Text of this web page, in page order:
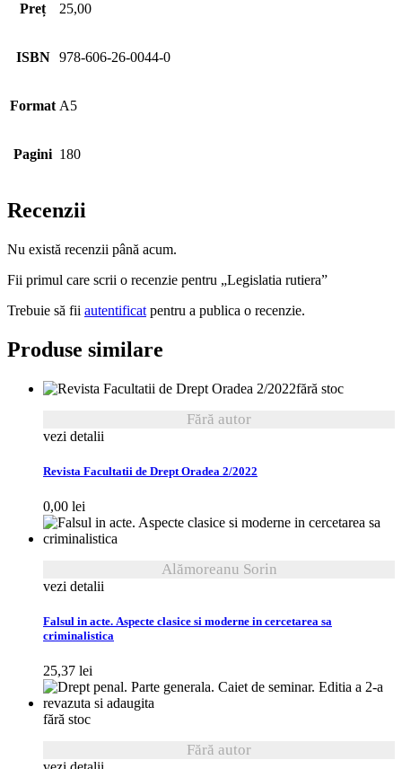
Preț 25,00
ISBN 978-606-26-0044-0
Format A5
Pagini 180
Recenzii
Nu există recenzii până acum.
Fii primul care scrii o recenzie pentru „Legislatia rutiera”
Trebuie să fii autentificat pentru a publica o recenzie.
Produse similare
fără stoc
Fără autor
vezi detalii
Revista Facultatii de Drept Oradea 2/2022
0,00 lei
Alămoreanu Sorin
vezi detalii
Falsul in acte. Aspecte clasice si moderne in cercetarea sa
criminalistica
25,37 lei
fără stoc
Fără autor